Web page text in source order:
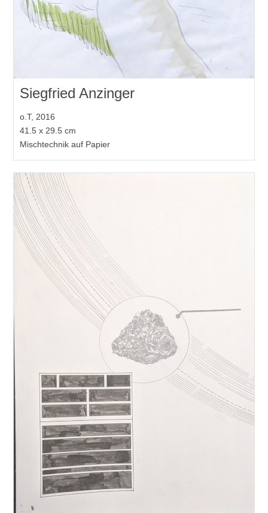
Siegfried Anzinger
o.T, 2016
41.5 x 29.5 cm
Mischtechnik auf Papier